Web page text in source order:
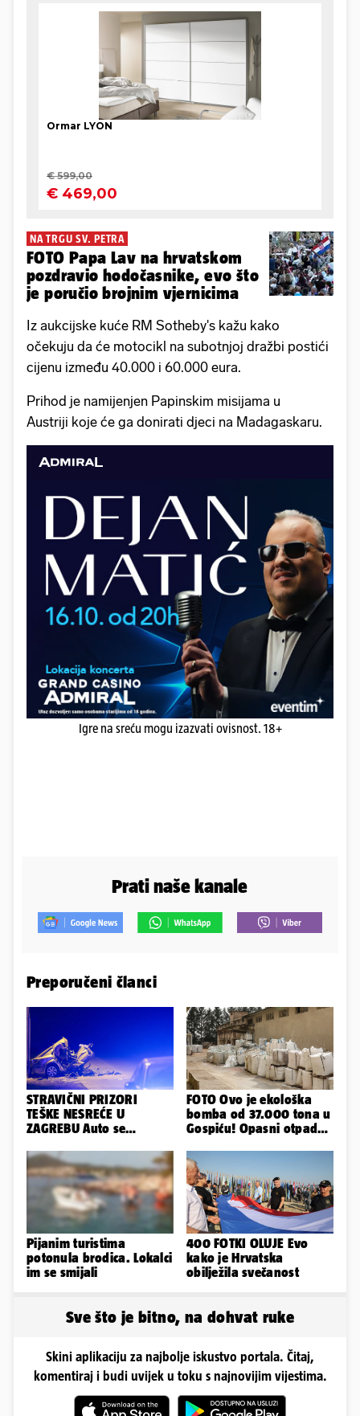
NA TRGU SV. PETRA
FOTO Papa Lav na hrvatskom
pozdravio hodočasnike, evo što
je poručio brojnim vjernicima
Iz aukcijske kuće RM Sotheby's kažu kako
očekuju da će motocikl na subotnjoj dražbi postići
cijenu između 40.000 i 60.000 eura.
Prihod je namijenjen Papinskim misijama u
Austriji koje će ga donirati djeci na Madagaskaru.
Igre na sreću mogu izazvati ovisnost. 18+
Prati naše kanale
Preporučeni članci
STRAVIČNI PRIZORI
TEŠKE NESREĆE U
ZAGREBU Auto se
poginuo
FOTO Ovo je ekološka
bomba od 37.000 tona u
Gospiću! Opasni otpad
Pijanim turistima
potonula brodica. Lokalci
im se smijali
400 FOTKI OLUJE Evo
kako je Hrvatska
obilježila svečanost
Sve što je bitno, na dohvat ruke
Skini aplikaciju za najbolje iskustvo portala. Čitaj,
komentiraj i budi uvijek u toku s najnovijim vijestima.